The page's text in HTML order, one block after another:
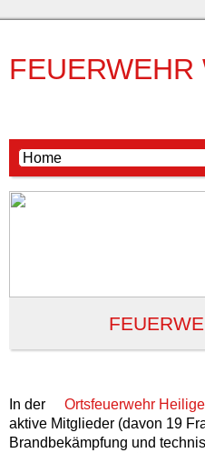
In der Ortsfeuerwehr
aktive Mitglieder (davon 19
Brandbekämpfung und